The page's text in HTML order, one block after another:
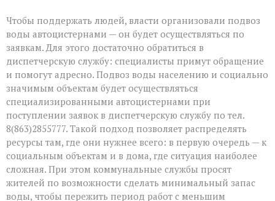
Чтобы поддержать людей, власти организовали подвоз
воды автоцистернами — он будет осуществляться по
заявкам. Для этого достаточно обратиться в
диспетчерскую службу: специалисты примут обращение
и помогут адресно. Подвоз воды населению и социально
значимым объектам будет осуществляться
специализированными автоцистернами при
поступлении заявок в диспетчерскую службу по тел.
8(863)2855777. Такой подход позволяет распределять
ресурсы там, где они нужнее всего: в первую очередь — к
социальным объектам и в дома, где ситуация наиболее
сложная. При этом коммунальные службы просят
жителей по возможности сделать минимальный запас
воды, чтобы пережить период работ с меньшим